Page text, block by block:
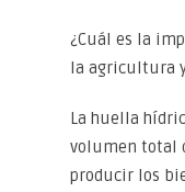
¿Cuál es la
la agricultura
La huella
volumen total
producir los